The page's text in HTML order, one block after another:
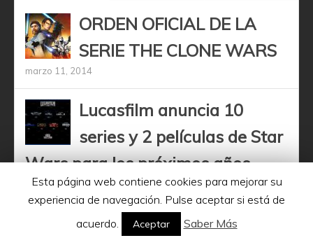
ORDEN OFICIAL DE LA
SERIE THE CLONE WARS
marzo 11, 2014
Lucasfilm anuncia 10
series y 2 películas de Star
Wars para los próximos años
diciembre 11, 2020
Obi-Wan Kenobi –
Esta página web contiene cookies para mejorar su
experiencia de navegación. Pulse aceptar si está de
acuerdo.
Aceptar Saber Más